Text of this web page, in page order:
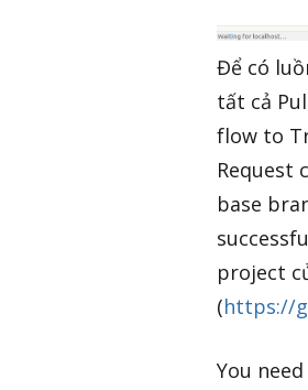
Để có
tất cả
flow to
Request
base
project
(https://
You